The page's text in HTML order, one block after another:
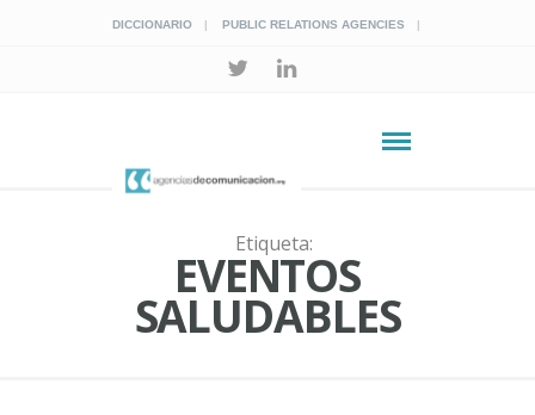
DICCIONARIO PUBLIC RELATIONS AGENCIES
Etiqueta:
EVENTOS
SALUDABLES